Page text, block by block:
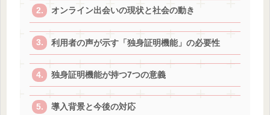
オンライン出会いの現状と社会の動き
利用者の声が示す「独身証明機能」の必要性
独身証明機能が持つ7つの意義
導入背景と今後の対応